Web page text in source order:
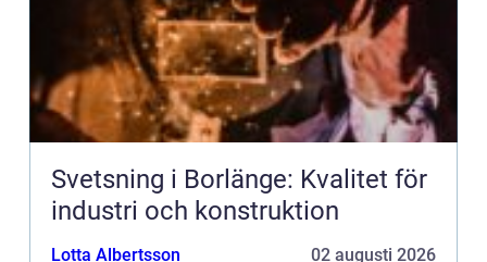
Svetsning i Borlänge: Kvalitet för
industri och konstruktion
Lotta Albertsson 02 augusti 2026